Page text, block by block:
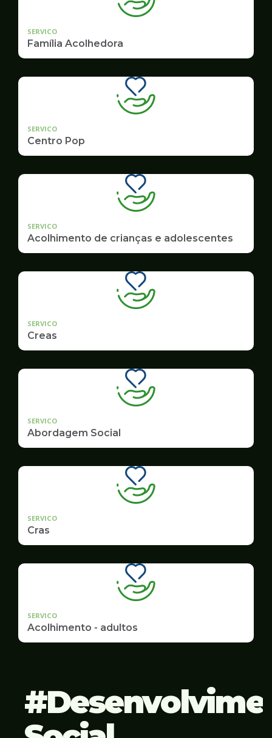
SERVICO
Família Acolhedora
SERVICO
Centro Pop
SERVICO
Acolhimento de crianças e adolescentes
SERVICO
Creas
SERVICO
Abordagem Social
SERVICO
Cras
SERVICO
Acolhimento - adultos